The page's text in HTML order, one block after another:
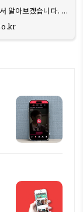
알아보겠습니다.
은 레트로 추리
다루며, 아파트의
대적으